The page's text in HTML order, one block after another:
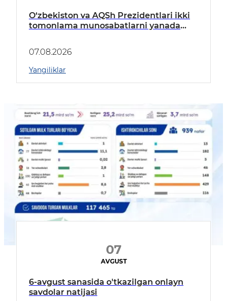
O‘zbekiston va AQSh Prezidentlari ikki
tomonlama munosabatlarni yanada
07.08.2026
Yangiliklar
07
AVGUST
6-avgust sanasida o'tkazilgan onlayn
savdolar natijasi